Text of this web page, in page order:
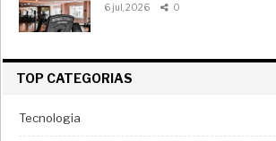
6 jul, 2026 0
TOP CATEGORIAS
Tecnologia